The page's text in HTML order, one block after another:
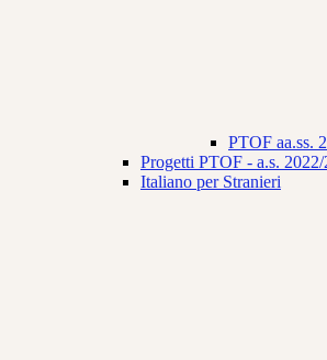
PTOF aa.ss.
Progetti PTOF - a.s.
Italiano per Stranieri